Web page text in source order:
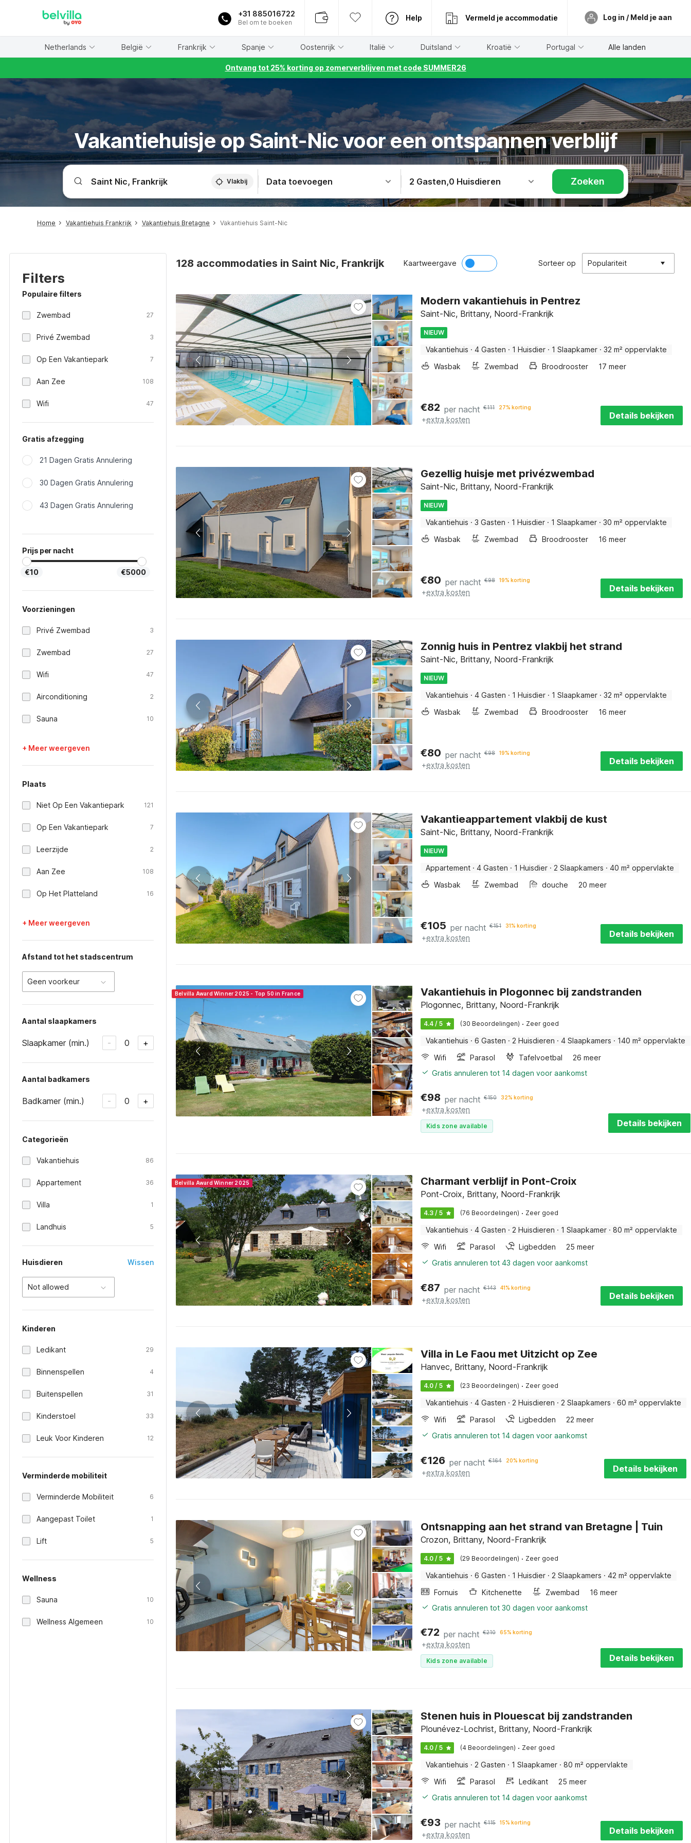
+31 885016722
Bel om te boeken
Help Vermeld je accommodatie Log in / Meld je aan
Netherlands België Frankrijk Spanje Oostenrijk Italië Duitsland Kroatië Portugal Alle landen
Ontvang tot 25% korting op zomerverblijven met code SUMMER26
Vakantiehuisje op Saint-Nic voor een ontspannen verblijf
Vlakbij Data toevoegen 2 Gasten,0 Huisdieren Zoeken
Home Vakantiehuis Frankrijk Vakantiehuis Bretagne Vakantiehuis Saint-Nic
Filters
Populaire filters
Zwembad 27
Privé Zwembad 3
Op Een Vakantiepark 7
Aan Zee 108
Wifi 47
Gratis afzegging
21 Dagen Gratis Annulering
30 Dagen Gratis Annulering
43 Dagen Gratis Annulering
Prijs per nacht
€10 €5000
Voorzieningen
Privé Zwembad 3
Zwembad 27
Wifi 47
Airconditioning 2
Sauna 10
+ Meer weergeven
Plaats
Niet Op Een Vakantiepark 121
Op Een Vakantiepark 7
Leerzijde 2
Aan Zee 108
Op Het Platteland 16
+ Meer weergeven
Afstand tot het stadscentrum
Geen voorkeur
Aantal slaapkamers
Slaapkamer (min.) - 0 +
Aantal badkamers
Badkamer (min.) - 0 +
Categorieën
Vakantiehuis 86
Appartement 36
Villa 1
Landhuis 5
Huisdieren Wissen
Not allowed
Kinderen
Ledikant 29
Binnenspellen 4
Buitenspellen 31
Kinderstoel 33
Leuk Voor Kinderen 12
Verminderde mobiliteit
Verminderde Mobiliteit 6
Aangepast Toilet 1
Lift 5
Wellness
Sauna 10
Wellness Algemeen 10
128 accommodaties in Saint Nic, Frankrijk Kaartweergave Sorteer op Populariteit
Modern vakantiehuis in Pentrez
Saint-Nic, Brittany, Noord-Frankrijk
NIEUW
Vakantiehuis · 4 Gasten · 1 Huisdier · 1 Slaapkamer · 32 m² oppervlakte
Wasbak
Zwembad Broodrooster 17 meer
€82 per nacht €111 27% korting
+extra kosten Details bekijken
Gezellig huisje met privézwembad
Saint-Nic, Brittany, Noord-Frankrijk
NIEUW
Vakantiehuis · 3 Gasten · 1 Huisdier · 1 Slaapkamer · 30 m² oppervlakte
Wasbak
Zwembad Broodrooster 16 meer
€80 per nacht €98 19% korting
+extra kosten Details bekijken
Zonnig huis in Pentrez vlakbij het strand
Saint-Nic, Brittany, Noord-Frankrijk
NIEUW
Vakantiehuis · 4 Gasten · 1 Huisdier · 1 Slaapkamer · 32 m² oppervlakte
Wasbak
Zwembad Broodrooster 16 meer
€80 per nacht €98 19% korting
+extra kosten Details bekijken
Vakantieappartement vlakbij de kust
Saint-Nic, Brittany, Noord-Frankrijk
NIEUW
Appartement · 4 Gasten · 1 Huisdier · 2 Slaapkamers · 40 m² oppervlakte
Wasbak
Zwembad douche 20 meer
€105 per nacht €151 31% korting
+extra kosten Details bekijken
Belvilla Award Winner 2025 - Top 50 in France Vakantiehuis in Plogonnec bij zandstranden
Plogonnec, Brittany, Noord-Frankrijk
4.4 / 5 (30 Beoordelingen) · Zeer goed
Vakantiehuis · 6 Gasten · 2 Huisdieren · 4 Slaapkamers · 140 m² oppervlakte
Wifi
Parasol Tafelvoetbal
26 meer
Gratis annuleren tot 14 dagen voor aankomst
€98 per nacht €150 32% korting
+extra kosten
Kids zone available Details bekijken
Belvilla Award Winner 2025 Charmant verblijf in Pont-Croix
Pont-Croix, Brittany, Noord-Frankrijk
4.3 / 5 (76 Beoordelingen) · Zeer goed
Vakantiehuis · 4 Gasten · 2 Huisdieren · 1 Slaapkamer · 80 m² oppervlakte
Wifi
Parasol Ligbedden
25 meer
Gratis annuleren tot 43 dagen voor aankomst
€87 per nacht €143 41% korting
+extra kosten Details bekijken
Villa in Le Faou met Uitzicht op Zee
Hanvec, Brittany, Noord-Frankrijk
4.0 / 5 (23 Beoordelingen) · Zeer goed
Vakantiehuis · 4 Gasten · 2 Huisdieren · 2 Slaapkamers · 60 m² oppervlakte
Wifi
Parasol Ligbedden
22 meer
Gratis annuleren tot 14 dagen voor aankomst
€126 per nacht €164 20% korting
+extra kosten Details bekijken
Ontsnapping aan het strand van Bretagne | Tuin
Crozon, Brittany, Noord-Frankrijk
4.0 / 5 (29 Beoordelingen) · Zeer goed
Vakantiehuis · 6 Gasten · 1 Huisdier · 2 Slaapkamers · 42 m² oppervlakte
Fornuis
Kitchenette Zwembad
16 meer
Gratis annuleren tot 30 dagen voor aankomst
€72 per nacht €210 65% korting
+extra kosten
Kids zone available Details bekijken
Stenen huis in Plouescat bij zandstranden
Plounévez-Lochrist, Brittany, Noord-Frankrijk
4.0 / 5 (4 Beoordelingen) · Zeer goed
Vakantiehuis · 2 Gasten · 1 Slaapkamer · 80 m² oppervlakte
Wifi
Parasol Ledikant
25 meer
Gratis annuleren tot 14 dagen voor aankomst
€93 per nacht €115 15% korting
+extra kosten Details bekijken